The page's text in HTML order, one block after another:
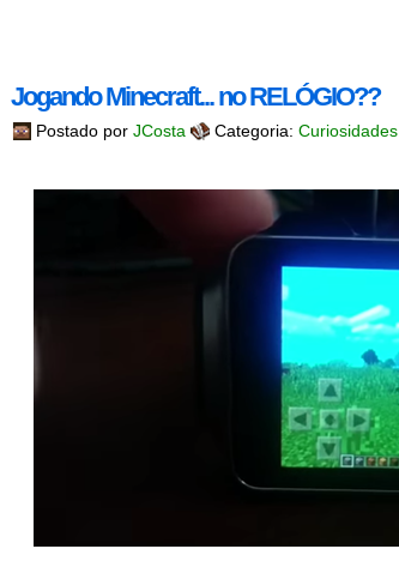
Jogando Minecraft... no RELÓGIO??
Postado por JCosta Categoria: Curiosidades